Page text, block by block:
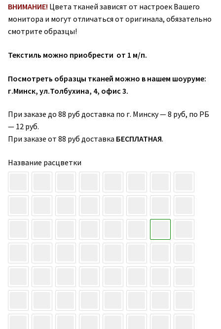
составляла
68,75руб..
ВНИМАНИЕ! Цвета тканей зависят от настроек Вашего
монитора и могут отличаться от оригинала, обязательно
смотрите образцы!
Текстиль можно приобрести от 1 м/п.
Посмотреть образцы тканей можно в нашем шоуруме:
г.Минск, ул.Толбухина, 4, офис 3.
При заказе до 88 руб доставка по г. Минску — 8 руб, по РБ
— 12 руб.
При заказе от 88 руб доставка БЕСПЛАТНАЯ.
Название расцветки